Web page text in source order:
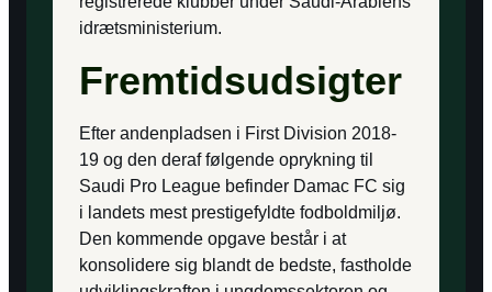
idrætsministerium.
Fremtidsudsigter
Efter andenpladsen i First Division 2018-
19 og den deraf følgende oprykning til
Saudi Pro League befinder Damac FC sig
i landets mest prestigefyldte fodboldmiljø.
Den kommende opgave består i at
konsolidere sig blandt de bedste, fastholde